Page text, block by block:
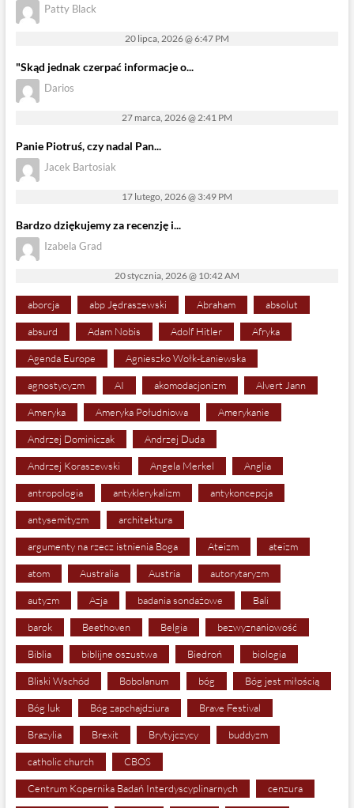
Patty Black
20 lipca, 2026 @ 6:47 PM
"Skąd jednak czerpać informacje o...
Darios
27 marca, 2026 @ 2:41 PM
Panie Piotruś, czy nadal Pan...
Jacek Bartosiak
17 lutego, 2026 @ 3:49 PM
Bardzo dziękujemy za recenzję i...
Izabela Grad
20 stycznia, 2026 @ 10:42 AM
aborcja abp Jędraszewski Abraham absolut
absurd Adam Nobis Adolf Hitler Afryka
Agenda Europe Agnieszko Wołk-Łaniewska
agnostycyzm AI akomodacjonizm Alvert Jann
Ameryka Ameryka Południowa Amerykanie
Andrzej Dominiczak Andrzej Duda
Andrzej Koraszewski Angela Merkel Anglia
antropologia antyklerykalizm antykoncepcja
antysemityzm architektura
argumenty na rzecz istnienia Boga Ateizm ateizm
atom Australia Austria autorytaryzm
autyzm Azja badania sondażowe Bali
barok Beethoven Belgia bezwyznaniowość
Biblia biblijne oszustwa Biedroń biologia
Bliski Wschód Bobolanum bóg Bóg jest miłością
Bóg luk Bóg zapchajdziura Brave Festival
Brazylia Brexit Brytyjczycy buddyzm
catholic church CBOS
Centrum Kopernika Badań Interdyscyplinarnych cenzura